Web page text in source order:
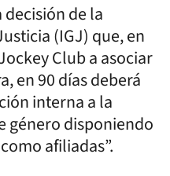
decisión de la
(IGJ) que, en
Club a asociar
en 90 días deberá
interna a la
género disponiendo
afiliadas”.